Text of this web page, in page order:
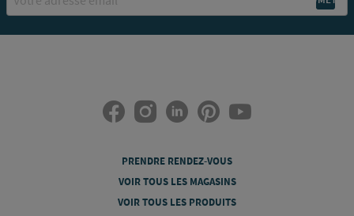
PRENDRE RENDEZ-VOUS
VOIR TOUS LES MAGASINS
VOIR TOUS LES PRODUITS